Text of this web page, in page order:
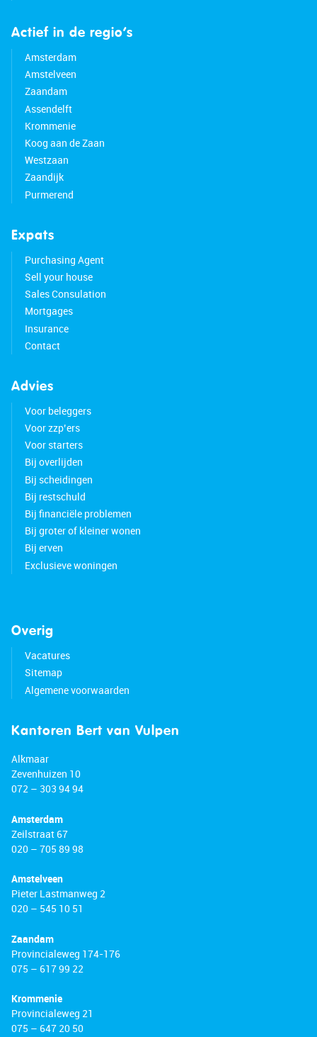
Actief in de regio’s
Amsterdam
Amstelveen
Zaandam
Assendelft
Krommenie
Koog aan de Zaan
Westzaan
Zaandijk
Purmerend
Expats
Purchasing Agent
Sell your house
Sales Consulation
Mortgages
Insurance
Contact
Advies
Voor beleggers
Voor zzp’ers
Voor starters
Bij overlijden
Bij scheidingen
Bij restschuld
Bij financiële problemen
Bij groter of kleiner wonen
Bij erven
Exclusieve woningen
Overig
Vacatures
Sitemap
Algemene voorwaarden
Kantoren Bert van Vulpen
Alkmaar
Zevenhuizen 10
072 – 303 94 94
Amsterdam
Zeilstraat 67
020 – 705 89 98
Amstelveen
Pieter Lastmanweg 2
020 – 545 10 51
Zaandam
Provincialeweg 174-176
075 – 617 99 22
Krommenie
Provincialeweg 21
075 – 647 20 50